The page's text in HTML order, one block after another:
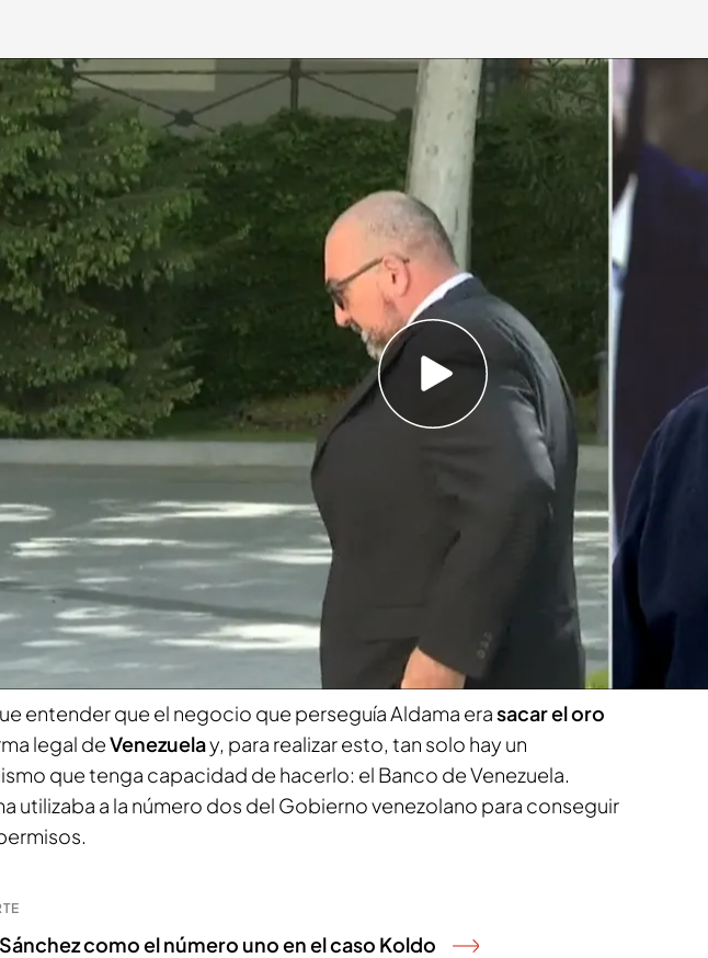
maletas de Delcy Rodríguez
Cuatro Daniel Montero
de Delcy Rodríguez se preparó como una visita de Estado
perseguía sacar el oro de forma legal de Venezuela
Nacional trata de localizar 73 millones de euros que
y sus socios tendrían en el extranjero
nuevos datos sobre el negocio de oro que el
empresario
de Aldama-nexo corruptor de la trama Koldo
- y la vicepresidenta
Delcy Rodríguez,tenían entre manos. Todo apunta a que las
maletasque trajo Rodríguez en su viaje a España no tenían oro.
hablando en total de 1,2 toneladas que no se podría levantar
entender que el negocio que perseguía Aldama erasacar el oro
legal deVenezuelay, para realizar esto, tan solo hay un
que tenga capacidad de hacerlo: el Banco de Venezuela.
utilizaba a la número dos del Gobierno venezolano para conseguir
Sánchez como el número uno en el caso Koldo